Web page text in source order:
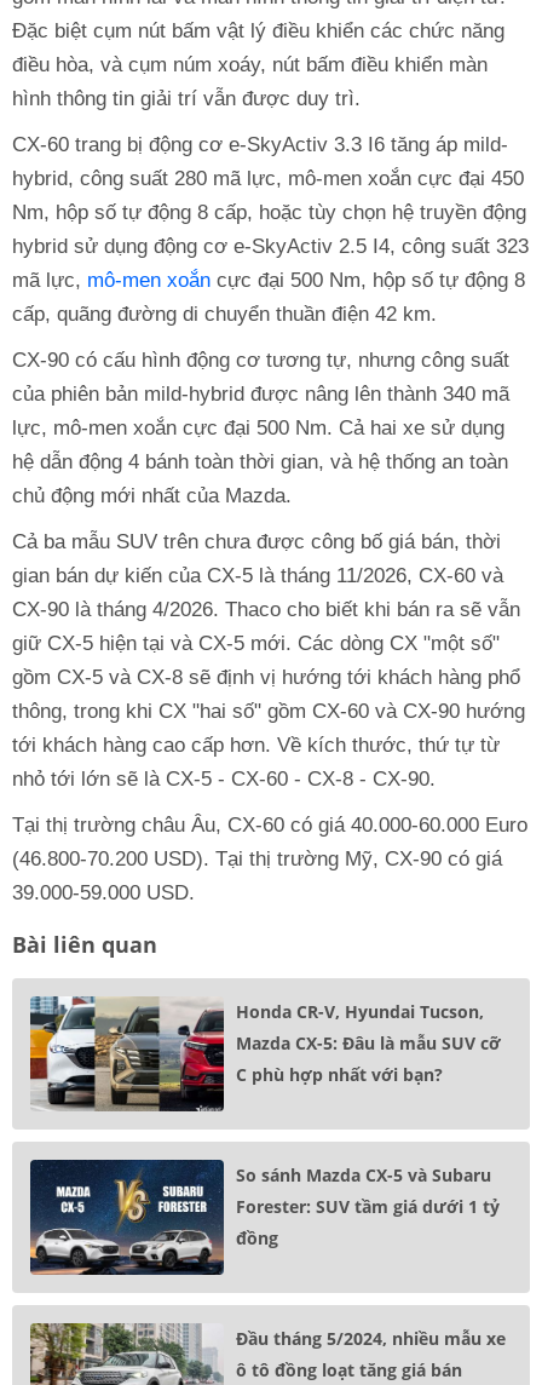
Đặc biệt cụm nút bấm vật lý điều khiển các chức năng
điều hòa, và cụm núm xoáy, nút bấm điều khiển màn
hình thông tin giải trí vẫn được duy trì.
CX-60 trang bị động cơ e-SkyActiv 3.3 I6 tăng áp mild-
hybrid, công suất 280 mã lực, mô-men xoắn cực đại 450
Nm, hộp số tự động 8 cấp, hoặc tùy chọn hệ truyền động
hybrid sử dụng động cơ e-SkyActiv 2.5 I4, công suất 323
mã lực, mô-men xoắn cực đại 500 Nm, hộp số tự động 8
cấp, quãng đường di chuyển thuần điện 42 km.
CX-90 có cấu hình động cơ tương tự, nhưng công suất
của phiên bản mild-hybrid được nâng lên thành 340 mã
lực, mô-men xoắn cực đại 500 Nm. Cả hai xe sử dụng
hệ dẫn động 4 bánh toàn thời gian, và hệ thống an toàn
chủ động mới nhất của Mazda.
Cả ba mẫu SUV trên chưa được công bố giá bán, thời
gian bán dự kiến của CX-5 là tháng 11/2026, CX-60 và
CX-90 là tháng 4/2026. Thaco cho biết khi bán ra sẽ vẫn
giữ CX-5 hiện tại và CX-5 mới. Các dòng CX "một số"
gồm CX-5 và CX-8 sẽ định vị hướng tới khách hàng phổ
thông, trong khi CX "hai số" gồm CX-60 và CX-90 hướng
tới khách hàng cao cấp hơn. Về kích thước, thứ tự từ
nhỏ tới lớn sẽ là CX-5 - CX-60 - CX-8 - CX-90.
Tại thị trường châu Âu, CX-60 có giá 40.000-60.000 Euro
(46.800-70.200 USD). Tại thị trường Mỹ, CX-90 có giá
39.000-59.000 USD.
Bài liên quan
Honda CR-V, Hyundai Tucson,
Mazda CX-5: Đâu là mẫu SUV cỡ
C phù hợp nhất với bạn?
So sánh Mazda CX-5 và Subaru
Forester: SUV tầm giá dưới 1 tỷ
đồng
Đầu tháng 5/2024, nhiều mẫu xe
ô tô đồng loạt tăng giá bán